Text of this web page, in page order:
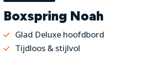
Boxspring Noah
Glad Deluxe hoofdbord
Tijdloos & stijlvol